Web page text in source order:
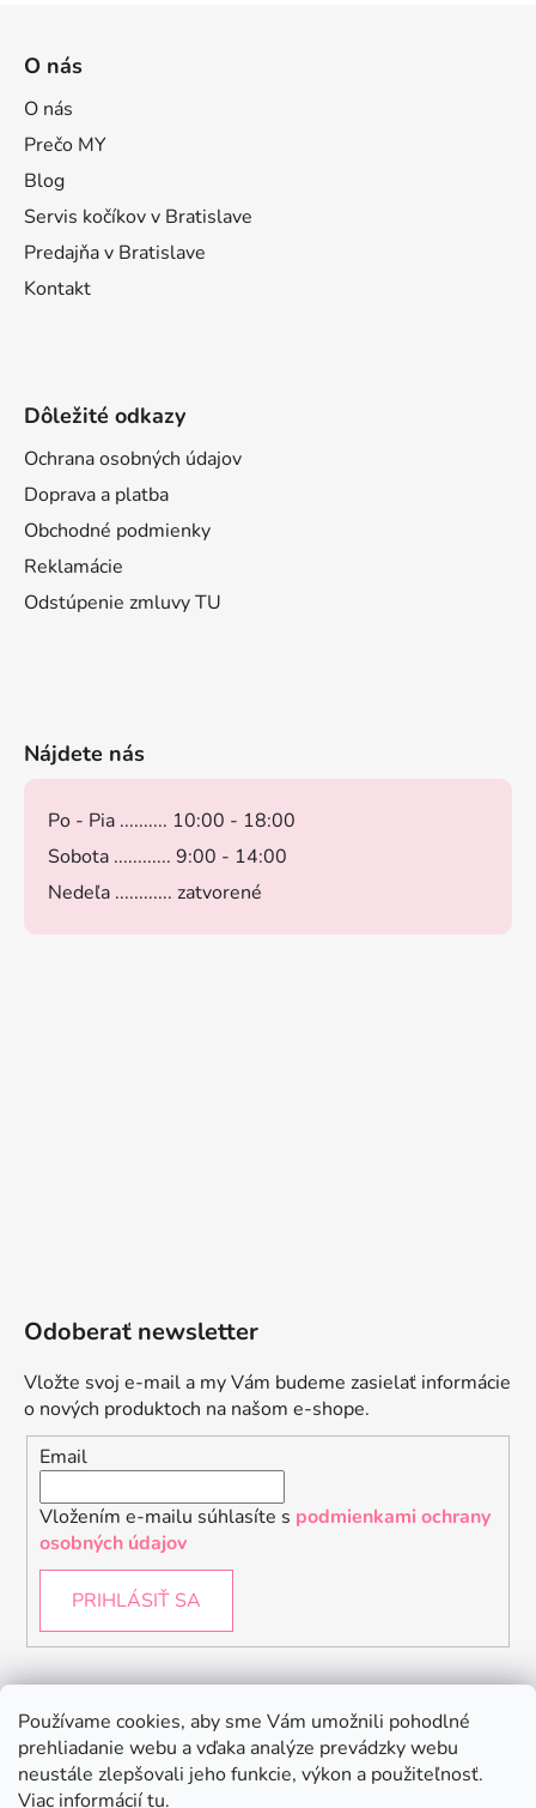
Používame cookies, aby sme Vám umožnili pohodlné
prehliadanie webu a vďaka analýze prevádzky webu
neustále zlepšovali jeho funkcie, výkon a použiteľnosť.
Viac informáciítu.
O nás
O nás
Prečo MY
Blog
Servis kočíkov v Bratislave
Predajňa v Bratislave
Kontakt
Dôležité odkazy
Ochrana osobných údajov
Doprava a platba
Obchodné podmienky
Reklamácie
Odstúpenie zmluvy TU
Nájdete nás
Po - Pia .......... 10:00 - 18:00
Sobota ............ 9:00 - 14:00
Nedeľa ............ zatvorené
Odoberať newsletter
Vložte svoj e-mail a my Vám budeme zasielať informácie
o nových produktoch na našom e-shope.
Email
Vložením e-mailu súhlasíte s podmienkami ochrany
osobných údajov
PRIHLÁSIŤ SA
Instagram